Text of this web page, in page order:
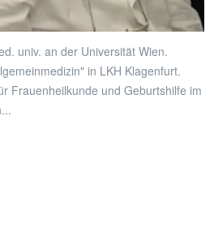
univ. an der Universität Wien.
in LKH Klagenfurt.
Frauenheilkunde und Geburtshilfe im